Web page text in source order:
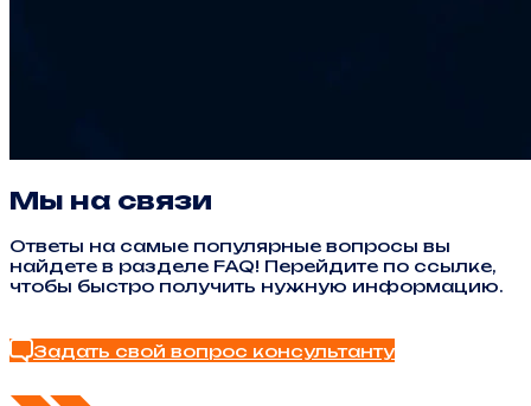
Мы на связи
Ответы на самые популярные вопросы вы
найдете в разделе FAQ! Перейдите по ссылке,
чтобы быстро получить нужную информацию.
Задать свой вопрос консультанту